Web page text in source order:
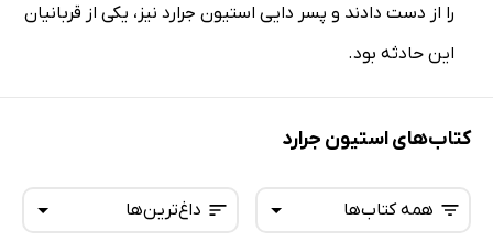
را از دست دادند و پسر دایی استیون جرارد نیز، یکی از قربانیان
این حادثه بود.
کتاب‌های استیون جرارد
داغ‌ترین‌ها همه کتاب‌ها